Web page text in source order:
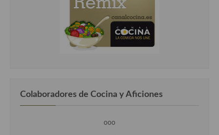
Colaboradores de Cocina y Aficiones
ooo